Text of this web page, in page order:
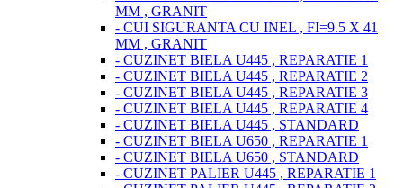
MM , GRANIT
- CUI SIGURANTA CU INEL , FI=9.5 X 41
MM , GRANIT
- CUZINET BIELA U445 , REPARATIE 1
- CUZINET BIELA U445 , REPARATIE 2
- CUZINET BIELA U445 , REPARATIE 3
- CUZINET BIELA U445 , REPARATIE 4
- CUZINET BIELA U445 , STANDARD
- CUZINET BIELA U650 , REPARATIE 1
- CUZINET BIELA U650 , STANDARD
- CUZINET PALIER U445 , REPARATIE 1